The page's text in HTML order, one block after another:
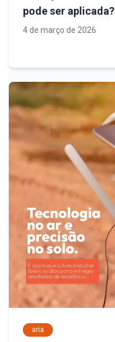
pode ser aplicada?
4 de março de 2026
aria